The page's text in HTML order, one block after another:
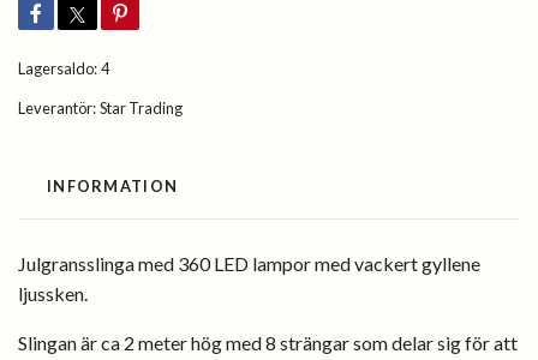
Lagersaldo:4
Leverantör:Star Trading
INFORMATION
Julgransslinga med 360 LED lampor med vackert gyllene
ljussken.
Slingan är ca 2 meter hög med 8 strängar som delar sig för att